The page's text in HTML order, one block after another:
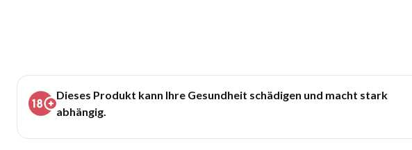
Dieses Produkt kann Ihre Gesundheit schädigen und macht stark
abhängig.